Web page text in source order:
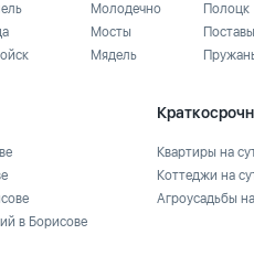
Молодечно
Мосты
Мядель
Полоцк
Поставы
в Борисове
Квартиры на
Коттеджи на
Агроусадьбы